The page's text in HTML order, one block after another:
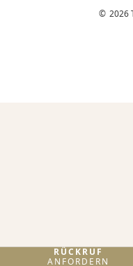
© 2026
RÜCKRUF
ANFORDERN